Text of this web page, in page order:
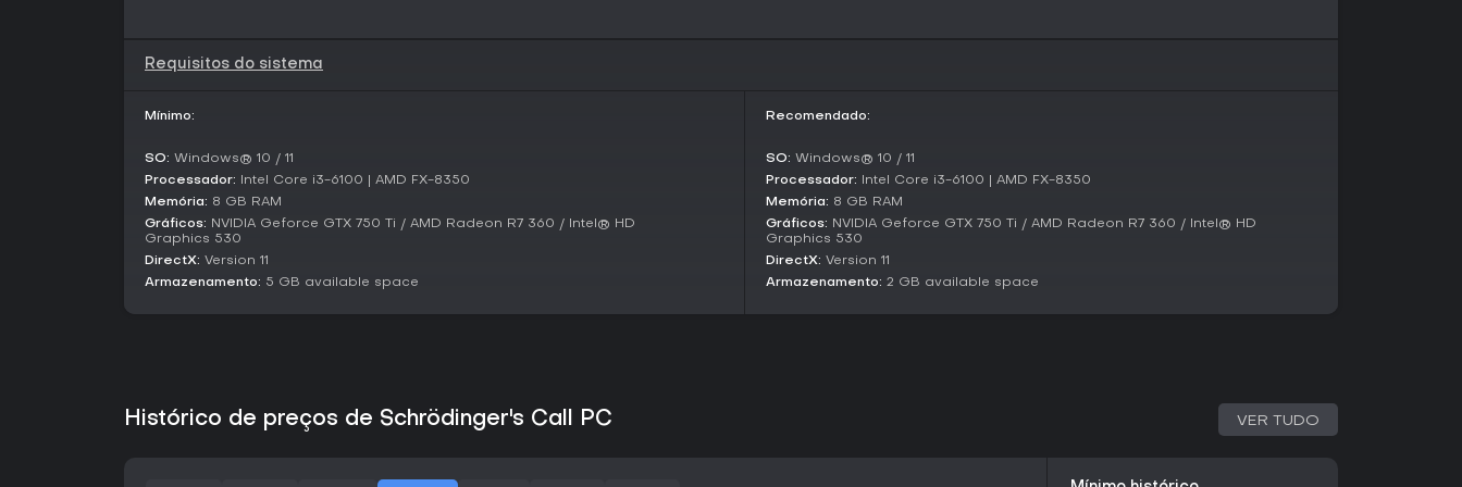
início antes do lançamento completo. Essa estrutura garante uma progressão
entre os mundos. Seu papel é desvendar essas histórias pessoais por meio de
diálogos, tecendo uma tapeçaria de perda e redenção.
O cenário explora temas de isolamento e empatia, com o telefone como
principal ferramenta de interação. A narrativa cria tensão pelas vozes do outro
lado da linha, gerando uma atmosfera de desespero silencioso.
Com lançamento previsto para 27 de maio de 2026, pelos desenvolvedores
você gosta de jogos com caminhos ramificados e interfaces minimalistas, vale
Requisitos do sistema
Mínimo:
SO: Windows® 10 / 11
Processador: Intel Core i3-6100 | AMD FX-8350
Memória: 8 GB RAM
Gráficos: NVIDIA Geforce GTX 750 Ti / AMD Radeon R7 360 / Intel® HD
Graphics 530
DirectX: Version 11
Armazenamento: 5 GB available space
Recomendado:
SO: Windows® 10 / 11
Processador: Intel Core i3-6100 | AMD FX-8350
Memória: 8 GB RAM
Gráficos: NVIDIA Geforce GTX 750 Ti / AMD Radeon R7 360 / Intel® HD
Graphics 530
DirectX: Version 11
Armazenamento: 2 GB available space
Histórico de preços de Schrödinger's Call PC VER TUDO